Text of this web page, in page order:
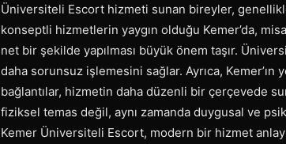
Üniversiteli Escort hizmeti sunan bireyler,
konseptli hizmetlerin yaygın olduğu Kemer’da,
net bir şekilde yapılması büyük önem taşır.
daha sorunsuz işlemesini sağlar. Ayrıca,
bağlantılar, hizmetin daha düzenli bir çerçevede
fiziksel temas değil, aynı zamanda duygusal ve
Kemer Üniversiteli Escort, modern bir hizmet